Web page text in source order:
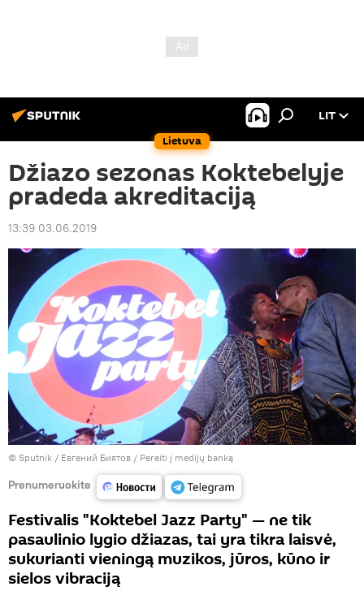
Lietuva
LIT
Džiazo sezonas Koktebelyje
pradeda akreditaciją
13:39 03.06.2019
© Sputnik / Евгений Биятов / Pereiti į medijų banką
Prenumeruokite
Festivalis "Koktebel Jazz Party" — ne tik
pasaulinio lygio džiazas, tai yra tikra laisvė,
sukurianti vieningą muzikos, jūros, kūno ir
sielos vibraciją